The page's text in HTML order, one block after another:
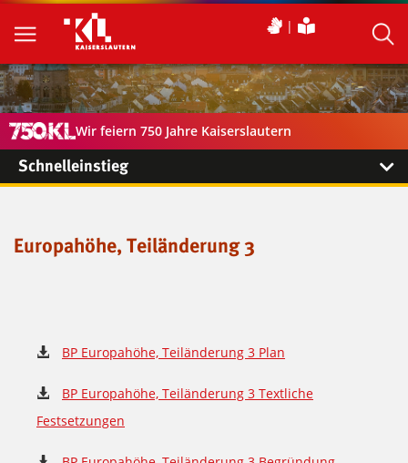
Wir feiern 750 Jahre Kaiserslautern
Schnelleinstieg
Europahöhe, Teiländerung 3
BP Europahöhe, Teiländerung 3 Plan
BP Europahöhe, Teiländerung 3 Textliche
Festsetzungen